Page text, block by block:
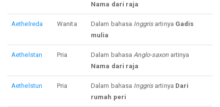
Nama dari raja
Aethelreda Wanita Dalam bahasa Inggrisartinya Gadis
mulia
Aethelstan Pria Dalam bahasaAnglo-saxonartinya
Nama dari raja
Aethelstun Pria Dalam bahasa Inggrisartinya Dari
rumah peri